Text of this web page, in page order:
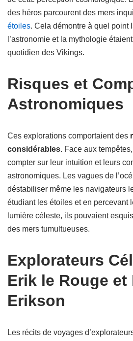
des héros parcourent des mers
étoiles. Cela démontre à quel point
l’astronomie et la mythologie
quotidien des Vikings.
Risques et
Astronomiques
Ces explorations comportaient des
considérables. Face aux
compter sur leur intuition et leurs
astronomiques. Les vagues de
déstabiliser même les navigateurs
étudiant les étoiles et en percevant
lumière céleste, ils pouvaient
des mers tumultueuses.
Explorateurs
Erik le Rouge et
Erikson
Les récits de voyages